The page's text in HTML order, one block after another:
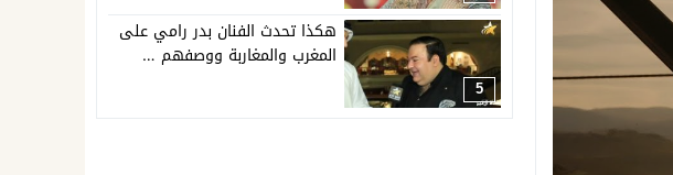
5
هكذا تحدث الفنان بدر رامي على
المغرب والمغاربة ووصفهم …